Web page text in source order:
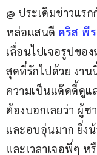
@ ประเดิมข่าวแร
หล่อแสนดี คริส พี
เลื่อนไปเจอรูปขอ
สุดที่รักไปด้วย งาน
ความเป็นแด๊ดดี้ดูแ
ต้องบอกเลยว่า ผู้ช
และอบอุ่นมาก ยิ่ง
และเวลาเจอพี่ๆ ห